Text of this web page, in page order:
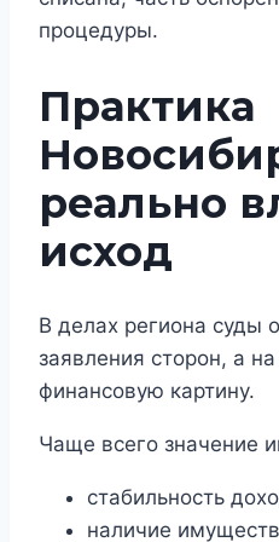
процедуры.
Практика
реально
исход
В делах региона суды
заявления сторон, а
финансовую картину.
Чаще всего значение
стабильность
наличие